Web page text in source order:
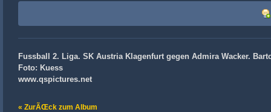
Fussball 2. Liga. SK Austria Klagenfurt gegen Admira Wacker.
Foto: Kuess
www.qspictures.net
« ZurÃŒck zum Album